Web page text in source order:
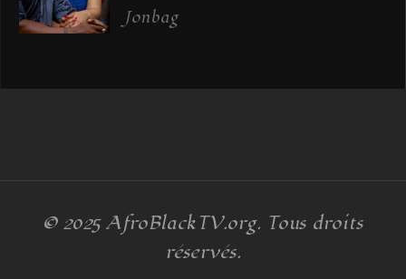
Jonbag
© 2025 AfroBlackTV.org. Tous droits
réservés.